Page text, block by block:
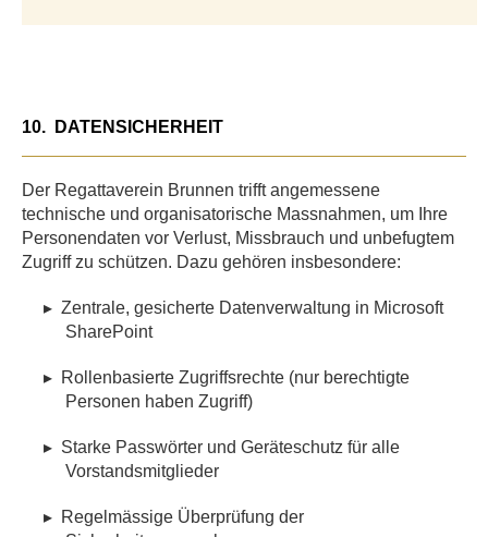
10. DATENSICHERHEIT
Der Regattaverein Brunnen trifft angemessene
technische und organisatorische Massnahmen, um Ihre
Personendaten vor Verlust, Missbrauch und unbefugtem
Zugriff zu schützen. Dazu gehören insbesondere:
▸ Zentrale, gesicherte Datenverwaltung in Microsoft
SharePoint
▸ Rollenbasierte Zugriffsrechte (nur berechtigte
Personen haben Zugriff)
▸ Starke Passwörter und Geräteschutz für alle
Vorstandsmitglieder
▸ Regelmässige Überprüfung der